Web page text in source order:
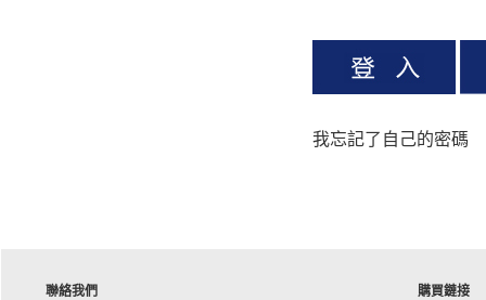
我忘記了自己的密碼
聯絡我們
購買鏈接